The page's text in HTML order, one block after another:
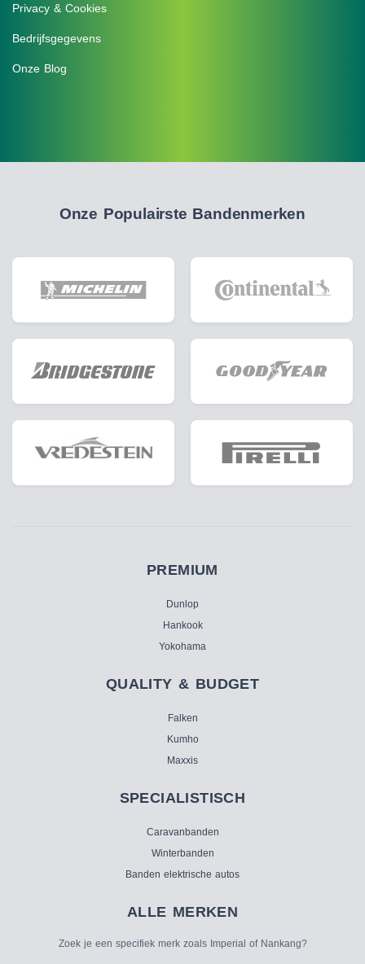
Privacy & Cookies
Bedrijfsgegevens
Onze Blog
Onze Populairste Bandenmerken
PREMIUM
Dunlop
Hankook
Yokohama
QUALITY & BUDGET
Falken
Kumho
Maxxis
SPECIALISTISCH
Caravanbanden
Winterbanden
Banden elektrische autos
ALLE MERKEN
Zoek je een specifiek merk zoals Imperial of Nankang?